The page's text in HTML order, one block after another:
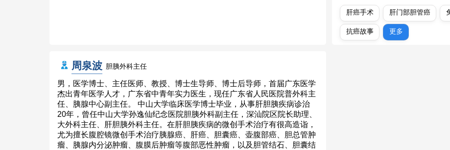
肝癌手术 肝门部胆管癌
抗癌故事 更多
周泉波 胆胰外科主任
男，医学博士、主任医师、教授、博士生导师、博士后导师，首届广东医学
杰出青年医学人才，广东省中青年实力医生，现任广东省人民医院普外科主
任、胰腺中心副主任。 中山大学临床医学博士毕业，从事肝胆胰疾病诊治
20年，曾任中山大学孙逸仙纪念医院胆胰外科副主任，深汕院区院长助理、
大外科主任、肝胆胰外科主任。在肝胆胰疾病的微创手术治疗有很高造诣，
尤为擅长腹腔镜微创手术治疗胰腺癌、肝癌、胆囊癌、壶腹部癌、胆总管肿
瘤、胰腺内分泌肿瘤、腹膜后肿瘤等腹部恶性肿瘤，以及胆管结石、胆囊结